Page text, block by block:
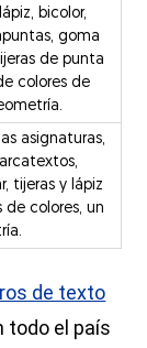
bicolor,
goma
de punta
colores de
asignaturas,
tijeras y lápiz
de colores, un
de texto
todo el país